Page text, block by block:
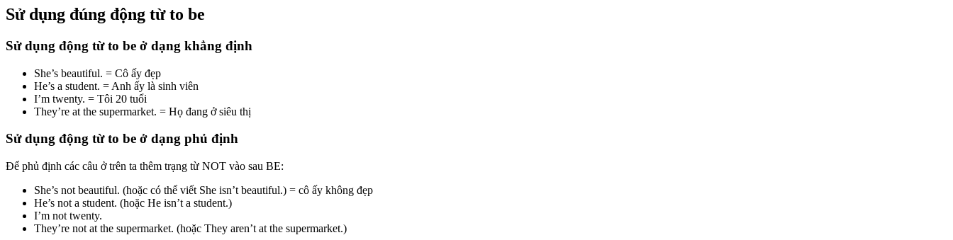
Sử dụng đúng động từ to be
Sử dụng động từ to be ở dạng khẳng định
She’s beautiful. = Cô ấy đẹp
He’s a student. = Anh ấy là sinh viên
I’m twenty. = Tôi 20 tuổi
They’re at the supermarket. = Họ đang ở siêu thị
Sử dụng động từ to be ở dạng phủ định
Để phủ định các câu ở trên ta thêm trạng từ NOT vào sau BE:
She’s not beautiful. (hoặc có thể viết She isn’t beautiful.) = cô ấy không đẹp
He’s not a student. (hoặc He isn’t a student.)
I’m not twenty.
They’re not at the supermarket. (hoặc They aren’t at the supermarket.)